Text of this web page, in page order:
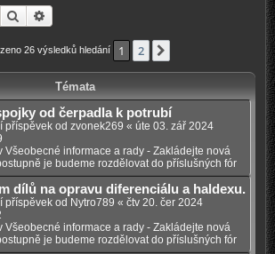
Hledat
26 výsledků hledání 1 2
Témata
od čerpadla k potrubí
příspěvek od zvonek269 « úte 03. zář 2024
Všeobecné informace a rady - Zakládejte nová
je budeme rozdělovat do příslušných fór
dílů na opravu diferenciálu a haldexu.
příspěvek od Nytro789 « čtv 20. čer 2024
Všeobecné informace a rady - Zakládejte nová
je budeme rozdělovat do příslušných fór